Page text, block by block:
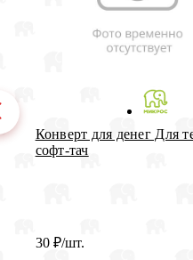
Конверт для денег Для
софт-тач
30 ₽/шт.